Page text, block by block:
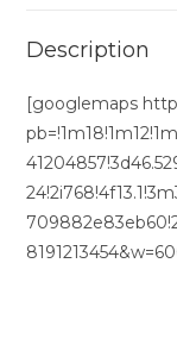
Description
[googlemaps